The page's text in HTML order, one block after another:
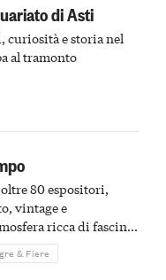
di Asti
e storia nel
al tramonto
80 espositori,
vintage e
ricca di fascino
& Fiere